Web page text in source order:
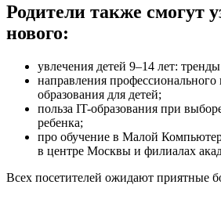
Родители также смогут
нового:
увлечения детей 9–14 лет:
направления
образования для детей;
польза IT-образования при
ребенка;
про обучение в Малой
в центре Москвы и филиалах
Всех посетителей ожидают приятные